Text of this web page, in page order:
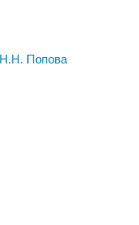
Н.Н. Попова